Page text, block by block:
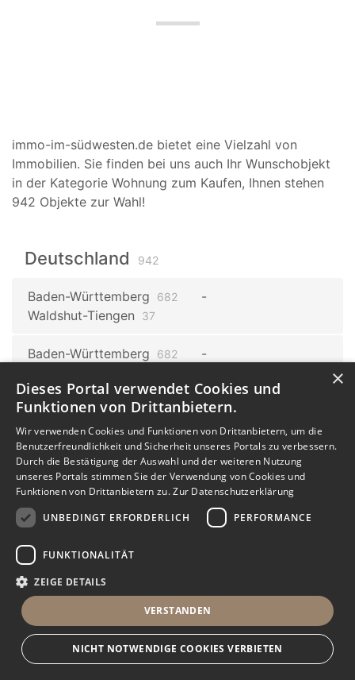
immo-im-südwesten.de bietet eine Vielzahl von
Immobilien. Sie finden bei uns auch Ihr Wunschobjekt
in der Kategorie Wohnung zum Kaufen, Ihnen stehen
942 Objekte zur Wahl!
Deutschland 942
Baden-Württemberg 682
Waldshut-Tiengen 37
Baden-Württemberg 682
Wolpertswende
Mochenwangen 1
Baden-Württemberg 682
Horb am Neckar 3
Baden-Württemberg
Stuttgart 16
Stuttgart
Stuttgart
Kräherwald
1
Steinhaldenfeld
×
Dieses Portal verwendet Cookies und
Funktionen von Drittanbietern.
Wir verwenden Cookies und Funktionen von Drittanbietern, um die
Benutzerfreundlichkeit und Sicherheit unseres Portals zu verbessern.
Durch die Bestätigung der Auswahl und der weiteren Nutzung
unseres Portals stimmen Sie der Verwendung von Cookies und
Funktionen von Drittanbietern zu.Zur Datenschutzerklärung
UNBEDINGT ERFORDERLICH
PERFORMANCE
FUNKTIONALITÄT
ZEIGE DETAILS
VERSTANDEN
NICHT NOTWENDIGE COOKIES VERBIETEN